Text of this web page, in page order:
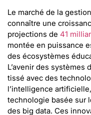
Le marché de la
connaître une
projections de 41
montée en puissance
des écosystèmes
L’avenir des
tissé avec des
l’intelligence
technologie basée sur
des big data. Ces